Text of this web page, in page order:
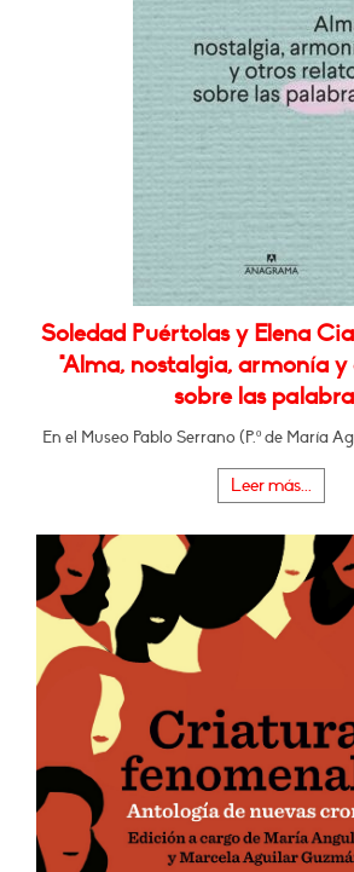
Soledad Puértolas y Elena
"Alma, nostalgia, armonía y
sobre las
En el Museo Pablo Serrano (P.º de María
Leer más...